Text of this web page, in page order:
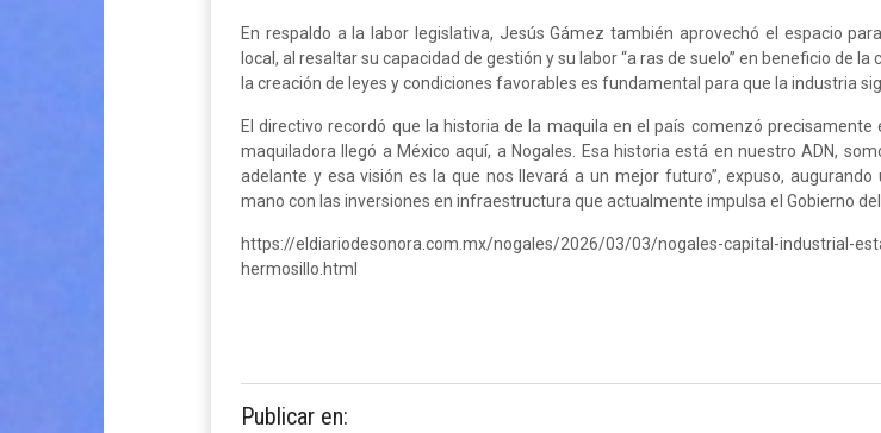
En respaldo a la labor legislativa, Jesús Gámez también aprovechó el espacio
local, al resaltar su capacidad de gestión y su labor “a ras de suelo” en beneficio de
la creación de leyes y condiciones favorables es fundamental para que la industria
El directivo recordó que la historia de la maquila en el país comenzó
maquiladora llegó a México aquí, a Nogales. Esa historia está en nuestro ADN,
adelante y esa visión es la que nos llevará a un mejor futuro”, expuso,
mano con las inversiones en infraestructura que actualmente impulsa el Gobierno
https://eldiariodesonora.com.mx/nogales/2026/03/03/nogales-capital-industrial-
hermosillo.html
Publicar en: